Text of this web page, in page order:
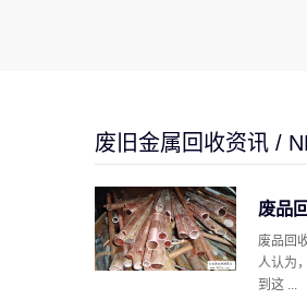
废旧金属回收资讯 /
废品
废品回
人认为
到这 ...